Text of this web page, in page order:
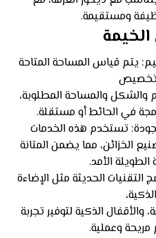
ومستقيمة.
يتم قياس المساحة المتاحة
والشكل والمساحة المطلوبة،
في الحائط أو مستقلة.
تستخدم هذه الخدمات
الخزائن، مما يضمن المتانة
الطويلة الأمد.
التقنيات الحديثة مثل الإضاءة
الذكية،
والأقفال الذكية لتوفير تجربة
وعملية.